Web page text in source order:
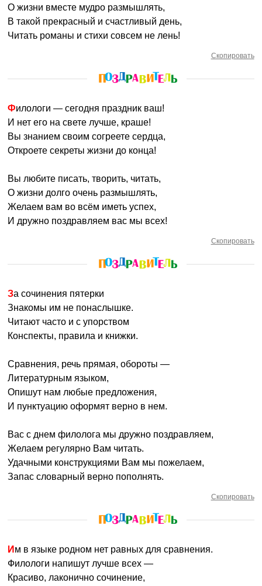
О жизни вместе мудро размышлять,
В такой прекрасный и счастливый день,
Читать романы и стихи совсем не лень!
Скопировать
Филологи — сегодня праздник ваш!
И нет его на свете лучше, краше!
Вы знанием своим согреете сердца,
Откроете секреты жизни до конца!
Вы любите писать, творить, читать,
О жизни долго очень размышлять,
Желаем вам во всём иметь успех,
И дружно поздравляем вас мы всех!
Скопировать
За сочинения пятерки
Знакомы им не понаслышке.
Читают часто и с упорством
Конспекты, правила и книжки.
Сравнения, речь прямая, обороты —
Литературным языком,
Опишут нам любые предложения,
И пунктуацию оформят верно в нем.
Вас с днем филолога мы дружно поздравляем,
Желаем регулярно Вам читать.
Удачными конструкциями Вам мы пожелаем,
Запас словарный верно пополнять.
Скопировать
Им в языке родном нет равных для сравнения.
Филологи напишут лучше всех —
Красиво, лаконично сочинение,